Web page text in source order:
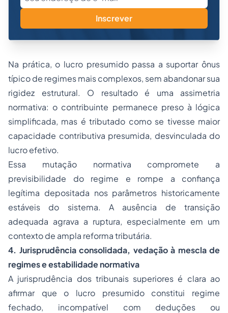
Inscrever
Na prática, o lucro presumido passa a suportar ônus
típico de regimes mais complexos, sem abandonar sua
rigidez estrutural. O resultado é uma assimetria
normativa: o contribuinte permanece preso à lógica
simplificada, mas é tributado como se tivesse maior
capacidade contributiva presumida, desvinculada do
lucro efetivo.
Essa mutação normativa compromete a
previsibilidade do regime e rompe a confiança
legítima depositada nos parâmetros historicamente
estáveis do sistema. A ausência de transição
adequada agrava a ruptura, especialmente em um
contexto de ampla reforma tributária.
4. Jurisprudência consolidada, vedação à mescla de
regimes e estabilidade normativa
A jurisprudência dos tribunais superiores é clara ao
afirmar que o lucro presumido constitui regime
fechado, incompatível com deduções ou